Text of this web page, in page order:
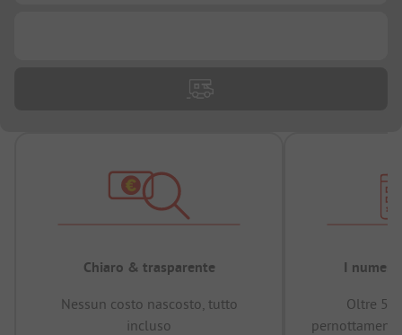
Chiaro & trasparente
Nessun costo nascosto, tutto
incluso
I numeri
Oltre